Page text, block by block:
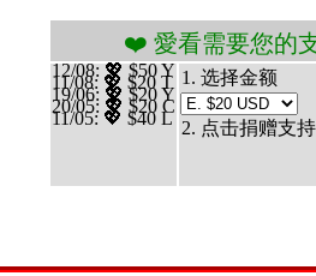
❤️ 愛看需要您的支持 贊助、
12/08: 💖 $50 Y
11/08: 💖 $20 T
19/06: 💖 $20 Y
20/05: 💖 $20 C
11/05: 💖 $40 L
1. 选择金额
2. 点击捐赠支持